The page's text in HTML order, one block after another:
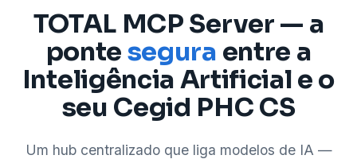
TOTAL MCP Server — a
ponte segura entre a
Inteligência Artificial e o
seu Cegid PHC CS
Um hub centralizado que liga modelos de IA —